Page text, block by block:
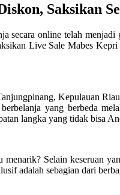
Saksikan
secara online telah
Live Sale Mabes
Kepulauan
yang berbeda
langka yang tidak bisa
Selain keseruan
adalah sebagian dari